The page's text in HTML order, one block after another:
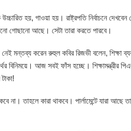
হয়, গাওয়া হয়। রাষ্ট্রপতি নির্বাচনে দেখবেন
গোছানো আছে। সেটা তারা করতে পারবে।
নেই মন্তব্য করেন রুহুল কবির রিজভী বলেন, শিক্ষা
বিনিময়ে। আজ সবই ফাঁস হচ্ছে। শিক্ষামন্ত্রীর
না। তাহলে কারা থাকবে। পার্লামেন্টে যারা আছে